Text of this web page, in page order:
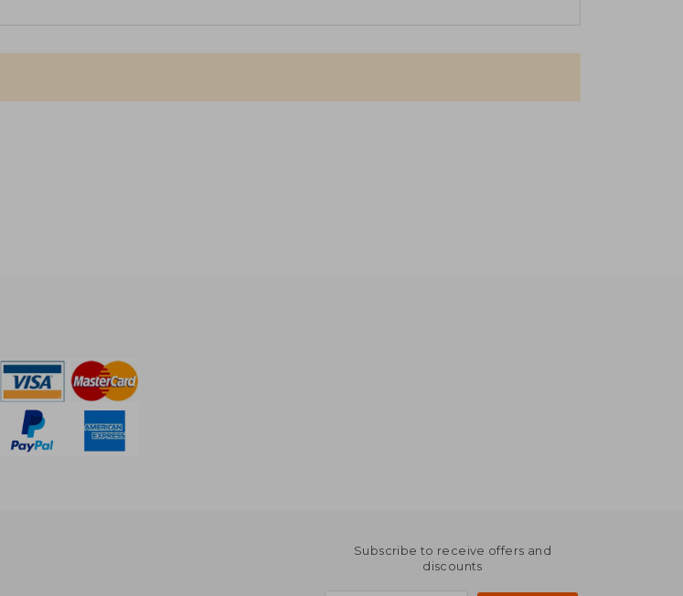
Subscribe to receive offers and
discounts